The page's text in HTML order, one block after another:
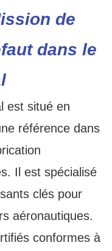
de
dans le
est situé en
référence dans
Il est spécialisé
clés pour
aéronautiques.
conformes à